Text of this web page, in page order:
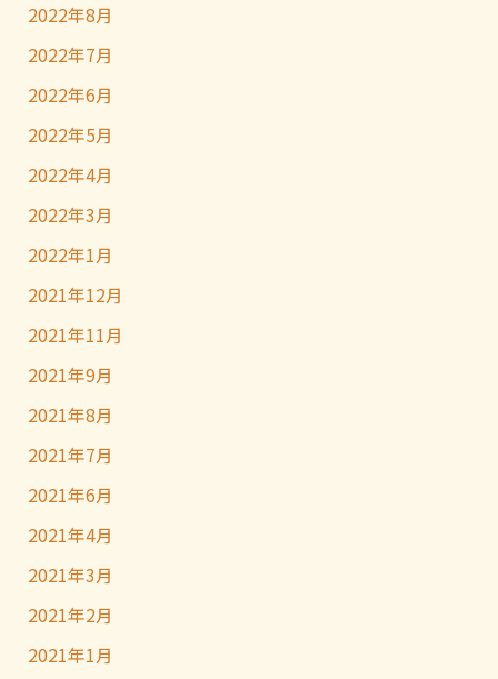
2022年8月
2022年7月
2022年6月
2022年5月
2022年4月
2022年3月
2022年1月
2021年12月
2021年11月
2021年9月
2021年8月
2021年7月
2021年6月
2021年4月
2021年3月
2021年2月
2021年1月